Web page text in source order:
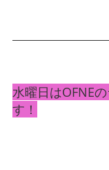
水曜日はOFNE
す！